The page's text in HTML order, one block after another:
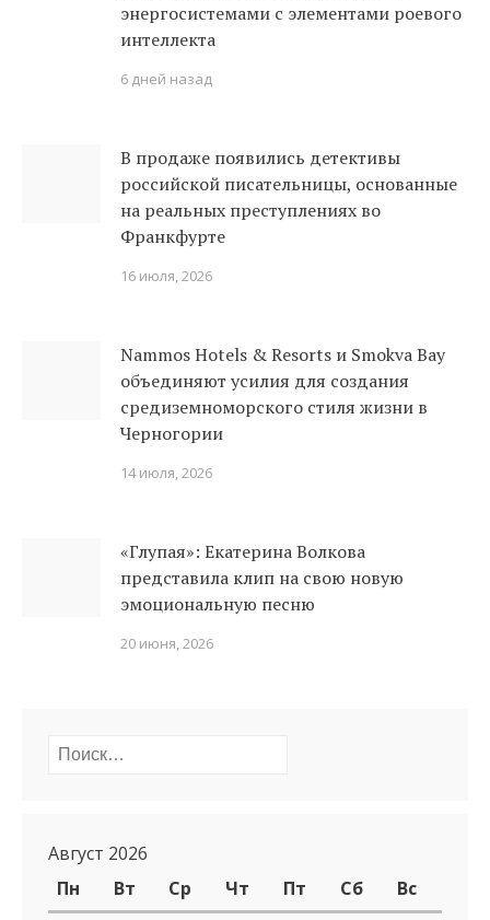
энергосистемами с элементами роевого
интеллекта
6 дней назад
В продаже появились детективы
российской писательницы, основанные
на реальных преступлениях во
Франкфурте
16 июля, 2026
Nammos Hotels & Resorts и Smokva Bay
объединяют усилия для создания
средиземноморского стиля жизни в
Черногории
14 июля, 2026
«Глупая»: Екатерина Волкова
представила клип на свою новую
эмоциональную песню
20 июня, 2026
Найти:
Август 2026
Пн
Вт Ср Чт Пт Сб Вс